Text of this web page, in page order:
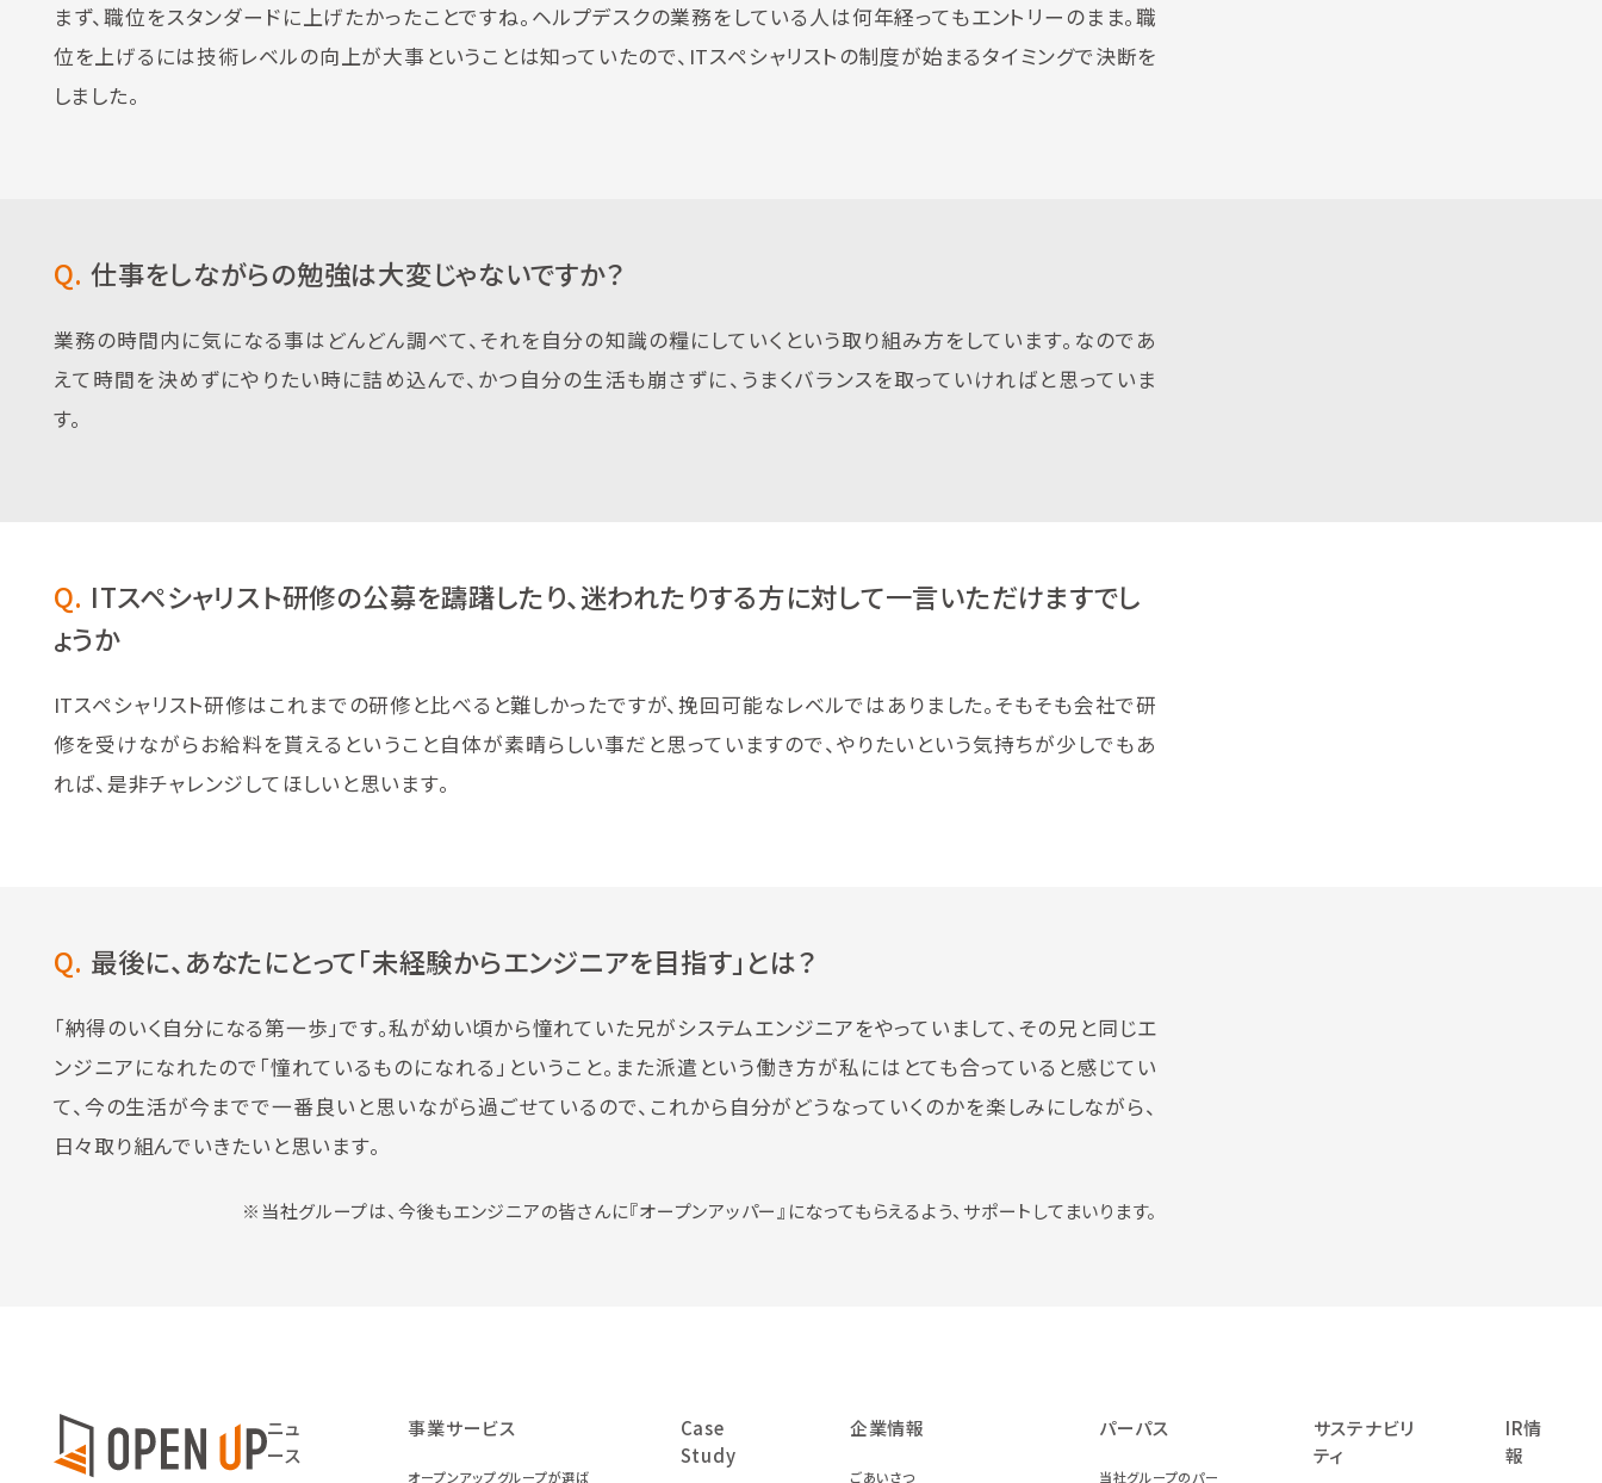
まず、職位をスタンダードに上げたかったことですね。ヘルプデスクの業務をしている人は何年経ってもエントリーのまま。職
位を上げるには技術レベルの向上が大事ということは知っていたので、ITスペシャリストの制度が始まるタイミングで決断を
しました。
Q. 仕事をしながらの勉強は大変じゃないですか？
業務の時間内に気になる事はどんどん調べて、それを自分の知識の糧にしていくという取り組み方をしています。なのであ
えて時間を決めずにやりたい時に詰め込んで、かつ自分の生活も崩さずに、うまくバランスを取っていければと思っていま
す。
Q. ITスペシャリスト研修の公募を躊躇したり、迷われたりする方に対して一言いただけますでし
ょうか
ITスペシャリスト研修はこれまでの研修と比べると難しかったですが、挽回可能なレベルではありました。そもそも会社で研
修を受けながらお給料を貰えるということ自体が素晴らしい事だと思っていますので、やりたいという気持ちが少しでもあ
れば、是非チャレンジしてほしいと思います。
Q. 最後に、あなたにとって「未経験からエンジニアを目指す」とは？
「納得のいく自分になる第一歩」です。私が幼い頃から憧れていた兄がシステムエンジニアをやっていまして、その兄と同じエ
ンジニアになれたので「憧れているものになれる」ということ。また派遣という働き方が私にはとても合っていると感じてい
て、今の生活が今までで一番良いと思いながら過ごせているので、これから自分がどうなっていくのかを楽しみにしながら、
日々取り組んでいきたいと思います。
※当社グループは、今後もエンジニアの皆さんに『オープンアッパー』になってもらえるよう、サポートしてまいります。
ニュ
ース
事業サービス
オープンアップグループが選ば
Case
Study
企業情報
ごあいさつ
パーパス
当社グループのパー
サステナビリ
ティ
IR情
報